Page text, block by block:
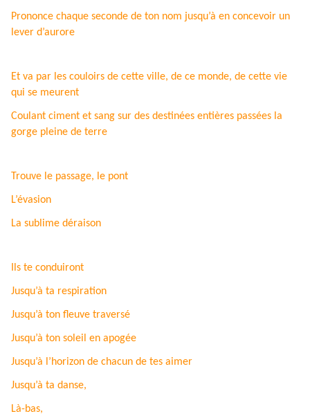
Prononce chaque seconde de ton nom jusqu’à en concevoir un
lever d’aurore
Et va par les couloirs de cette ville, de ce monde, de cette vie
qui se meurent
Coulant ciment et sang sur des destinées entières passées la
gorge pleine de terre
Trouve le passage, le pont
L’évasion
La sublime déraison
Ils te conduiront
Jusqu’à ta respiration
Jusqu’à ton fleuve traversé
Jusqu’à ton soleil en apogée
Jusqu’à l’horizon de chacun de tes aimer
Jusqu’à ta danse,
Là-bas,